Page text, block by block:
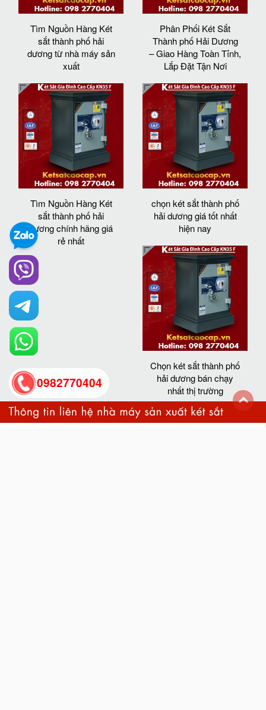
Tìm Nguồn Hàng Két
sắt thành phố hải
dương từ nhà máy sản
xuất
Phân Phối Két Sắt
Thành phố Hải Dương
– Giao Hàng Toàn Tỉnh,
Lắp Đặt Tận Nơi
Tìm Nguồn Hàng Két
sắt thành phố hải
dương chính hãng giá
rẻ nhất
chọn két sắt thành phố
hải dương giá tốt nhất
hiện nay
Chọn két sắt thành phố
hải dương bán chạy
nhất thị trường
0982770404
back